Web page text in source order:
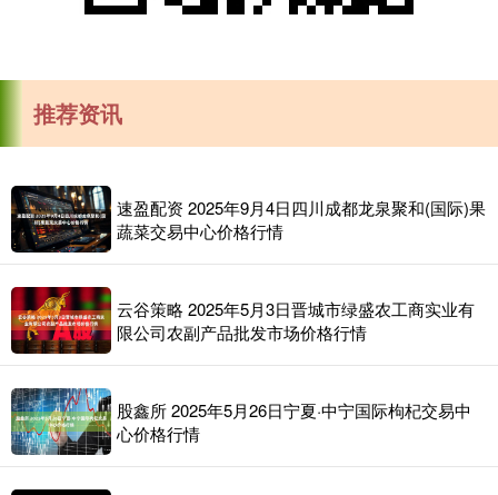
推荐资讯
速盈配资 2025年9月4日四川成都龙泉聚和(国际)果
蔬菜交易中心价格行情
云谷策略 2025年5月3日晋城市绿盛农工商实业有
限公司农副产品批发市场价格行情
股鑫所 2025年5月26日宁夏·中宁国际枸杞交易中
心价格行情